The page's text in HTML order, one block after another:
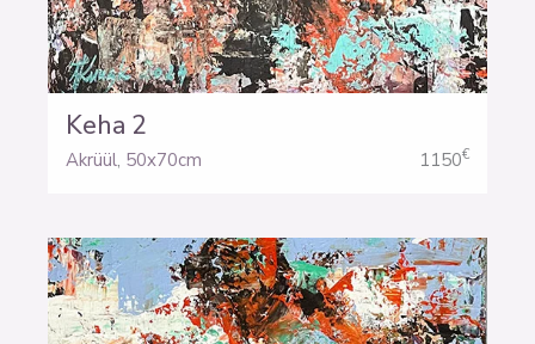
Keha 2
Akrüül, 50x70cm 1150€